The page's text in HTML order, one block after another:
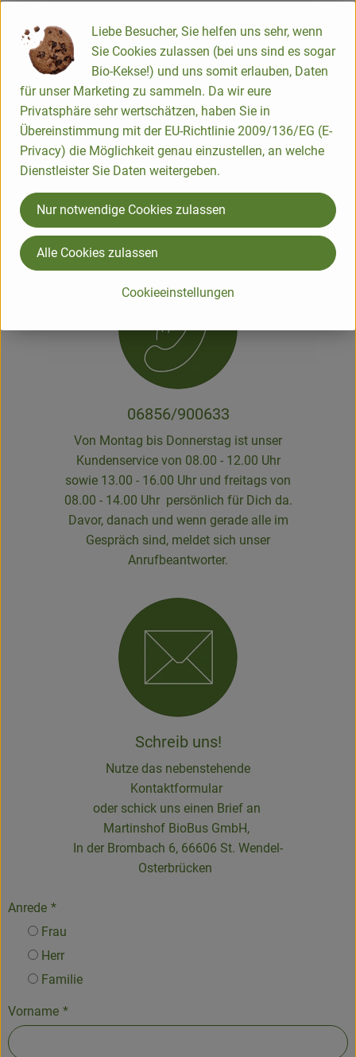
vergrößern demnächst unser Liefergebiet.
Zur PLZ-Eingabe
Du hast noch Fragen? Schau doch mal hier.
Oder möchtest Du persönlich beraten werden?
Dann melde Dich bei uns:
06856/900633
Von Montag bis Donnerstag ist unser
Kundenservice von 08.00 - 12.00 Uhr
sowie 13.00 - 16.00 Uhr und freitags von
08.00 - 14.00 Uhr persönlich für Dich da.
Davor, danach und wenn gerade alle im
Gespräch sind, meldet sich unser
Anrufbeantworter.
Schreib uns!
Nutze das nebenstehende
Kontaktformular
oder schick uns einen Brief an
Martinshof BioBus GmbH,
In der Brombach 6, 66606 St. Wendel-
Osterbrücken
Anrede *
Frau
Herr
Familie
Vorname *
Liebe Besucher, Sie helfen uns sehr, wenn
Sie Cookies zulassen (bei uns sind es sogar
Bio-Kekse!) und uns somit erlauben, Daten
für unser Marketing zu sammeln. Da wir eure
Privatsphäre sehr wertschätzen, haben Sie in
Übereinstimmung mit der EU-Richtlinie 2009/136/EG (E-
Privacy) die Möglichkeit genau einzustellen, an welche
Dienstleister Sie Daten weitergeben.
Cookieeinstellungen
Nur notwendige Cookies zulassen
Alle Cookies zulassen